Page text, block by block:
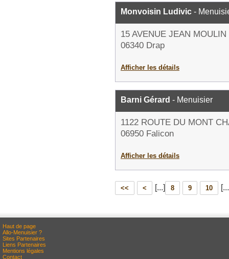
Monvoisin Ludivic -
15 AVENUE JEAN MOULIN
06340 Drap
Afficher les détails
Barni Gérard - Menuisier
1122 ROUTE DU MONT
06950 Falicon
Afficher les détails
<< < [...] 8 9 10
Haut de page
Allo-Menuisier ?
Sites Partenaires
Liens Partenaires
Mentions légales
Contact